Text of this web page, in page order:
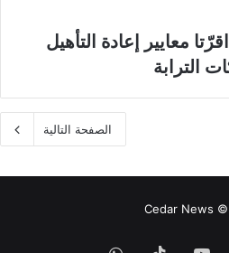
معايير إعادة التأهيل
الترابة
الصفحة التالية
Cedar News